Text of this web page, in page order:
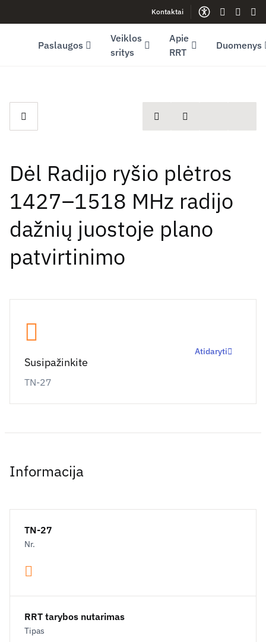
Youtube (opens in new window)Kontaktai
Gestų
Paslaugos
Veiklos
sritys
Apie
RRT
Duomenys
spausdintiDalintis
Dėl Radijo ryšio plėtros
1427–1518 MHz radijo
dažnių juostoje plano
patvirtinimo
Susipažinkite
TN-27
Atidaryti
Informacija
TN-27
Nr.
RRT tarybos nutarimas
Tipas